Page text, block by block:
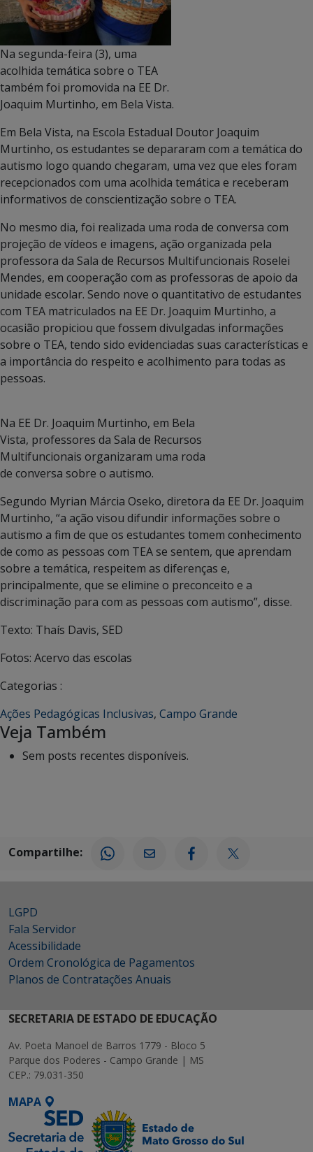
Na segunda-feira (3), uma
acolhida temática sobre o TEA
também foi promovida na EE Dr.
Joaquim Murtinho, em Bela Vista.
Em Bela Vista, na Escola Estadual Doutor Joaquim
Murtinho, os estudantes se depararam com a temática do
autismo logo quando chegaram, uma vez que eles foram
recepcionados com uma acolhida temática e receberam
informativos de conscientização sobre o TEA.
No mesmo dia, foi realizada uma roda de conversa com
projeção de vídeos e imagens, ação organizada pela
professora da Sala de Recursos Multifuncionais Roselei
Mendes, em cooperação com as professoras de apoio da
unidade escolar. Sendo nove o quantitativo de estudantes
com TEA matriculados na EE Dr. Joaquim Murtinho, a
ocasião propiciou que fossem divulgadas informações
sobre o TEA, tendo sido evidenciadas suas características e
a importância do respeito e acolhimento para todas as
pessoas.
Na EE Dr. Joaquim Murtinho, em Bela
Vista, professores da Sala de Recursos
Multifuncionais organizaram uma roda
de conversa sobre o autismo.
Segundo Myrian Márcia Oseko, diretora da EE Dr. Joaquim
Murtinho, “a ação visou difundir informações sobre o
autismo a fim de que os estudantes tomem conhecimento
de como as pessoas com TEA se sentem, que aprendam
sobre a temática, respeitem as diferenças e,
principalmente, que se elimine o preconceito e a
discriminação para com as pessoas com autismo”, disse.
Texto: Thaís Davis, SED
Fotos: Acervo das escolas
Categorias :
Ações Pedagógicas Inclusivas, Campo Grande
Veja Também
Sem posts recentes disponíveis.
Compartilhe:
LGPD
Fala Servidor
Acessibilidade
Ordem Cronológica de Pagamentos
Planos de Contratações Anuais
SECRETARIA DE ESTADO DE EDUCAÇÃO
Av. Poeta Manoel de Barros 1779 - Bloco 5
Parque dos Poderes - Campo Grande | MS
CEP.: 79.031-350
MAPA